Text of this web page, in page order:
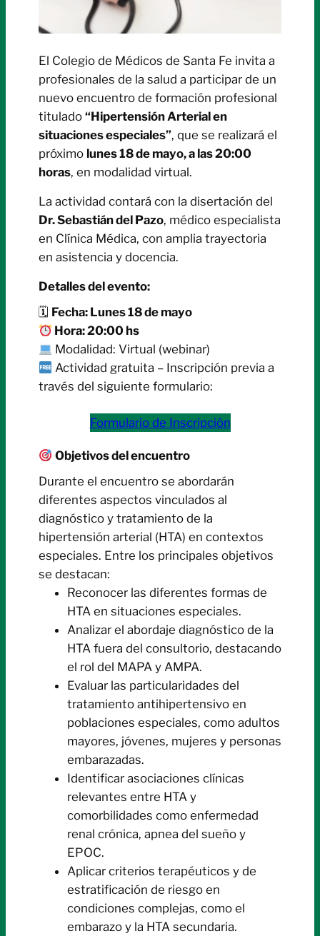
El Colegio de Médicos de Santa Fe invita a
profesionales de la salud a participar de un
nuevo encuentro de formación profesional
titulado “Hipertensión Arterial en
situaciones especiales”, que se realizará el
próximo lunes 18 de mayo, a las 20:00
horas, en modalidad virtual.
La actividad contará con la disertación del
Dr. Sebastián del Pazo, médico especialista
en Clínica Médica, con amplia trayectoria
en asistencia y docencia.
Detalles del evento:
🗓 Fecha: Lunes 18 de mayo
Hora: 20:00 hs
Modalidad: Virtual (webinar)
Actividad gratuita – Inscripción previa a
través del siguiente formulario:
Formulario de Inscripción
Objetivos del encuentro
Durante el encuentro se abordarán
diferentes aspectos vinculados al
diagnóstico y tratamiento de la
hipertensión arterial (HTA) en contextos
especiales. Entre los principales objetivos
se destacan:
Reconocer las diferentes formas de
HTA en situaciones especiales.
Analizar el abordaje diagnóstico de la
HTA fuera del consultorio, destacando
el rol del MAPA y AMPA.
Evaluar las particularidades del
tratamiento antihipertensivo en
poblaciones especiales, como adultos
mayores, jóvenes, mujeres y personas
embarazadas.
Identificar asociaciones clínicas
relevantes entre HTA y
comorbilidades como enfermedad
renal crónica, apnea del sueño y
EPOC.
Aplicar criterios terapéuticos y de
estratificación de riesgo en
condiciones complejas, como el
embarazo y la HTA secundaria.